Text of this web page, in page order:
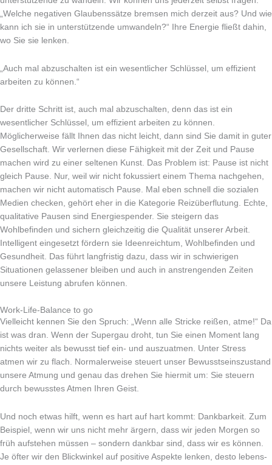
„Welche negativen Glaubenssätze bremsen mich derzeit aus? Und wie
kann ich sie in unterstützende umwandeln?“ Ihre Energie fließt dahin,
wo Sie sie lenken.
„Auch mal abzuschalten ist ein wesentlicher Schlüssel, um effizient
arbeiten zu können.“
Der dritte Schritt ist, auch mal abzuschalten, denn das ist ein
wesentlicher Schlüssel, um effizient arbeiten zu können.
Möglicherweise fällt Ihnen das nicht leicht, dann sind Sie damit in guter
Gesellschaft. Wir verlernen diese Fähigkeit mit der Zeit und Pause
machen wird zu einer seltenen Kunst. Das Problem ist: Pause ist nicht
gleich Pause. Nur, weil wir nicht fokussiert einem Thema nachgehen,
machen wir nicht automatisch Pause. Mal eben schnell die sozialen
Medien checken, gehört eher in die Kategorie Reizüberflutung. Echte,
qualitative Pausen sind Energiespender. Sie steigern das
Wohlbefinden und sichern gleichzeitig die Qualität unserer Arbeit.
Intelligent eingesetzt fördern sie Ideenreichtum, Wohlbefinden und
Gesundheit. Das führt langfristig dazu, dass wir in schwierigen
Situationen gelassener bleiben und auch in anstrengenden Zeiten
unsere Leistung abrufen können.
Work-Life-Balance to go
Vielleicht kennen Sie den Spruch: „Wenn alle Stricke reißen, atme!“ Da
ist was dran. Wenn der Supergau droht, tun Sie einen Moment lang
nichts weiter als bewusst tief ein- und auszuatmen. Unter Stress
atmen wir zu flach. Normalerweise steuert unser Bewusstseinszustand
unsere Atmung und genau das drehen Sie hiermit um: Sie steuern
durch bewusstes Atmen Ihren Geist.
Und noch etwas hilft, wenn es hart auf hart kommt: Dankbarkeit. Zum
Beispiel, wenn wir uns nicht mehr ärgern, dass wir jeden Morgen so
früh aufstehen müssen – sondern dankbar sind, dass wir es können.
Je öfter wir den Blickwinkel auf positive Aspekte lenken, desto lebens-